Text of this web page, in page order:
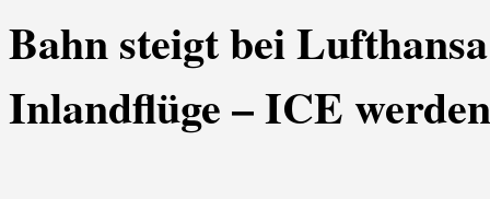
Bahn steigt bei
Inlandflüge – ICE